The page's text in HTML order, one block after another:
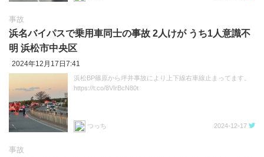
事故
浜名バイパスで乗用車同士の事故 2人けが うち1人意識不
明 浜松市中央区
2024年12月17日7:41
浜松BP篠原から坪井事故により上下線右車線止まってます。
https://t.co/8VIrBcN80t
つっち 2024-12-17
事故